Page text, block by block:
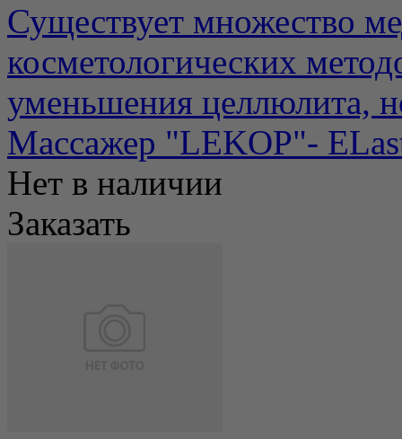
Существует множество
косметологических
уменьшения целлюлита,
Массажер "LEKOP"-
Нет в наличии
Заказать